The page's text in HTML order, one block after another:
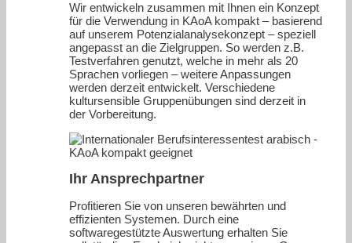
Wir entwickeln zusammen mit Ihnen ein Konzept
für die Verwendung in KAoA kompakt – basierend
auf unserem Potenzialanalysekonzept – speziell
angepasst an die Zielgruppen. So werden z.B.
Testverfahren genutzt, welche in mehr als 20
Sprachen vorliegen – weitere Anpassungen
werden derzeit entwickelt. Verschiedene
kultursensible Gruppenübungen sind derzeit in
der Vorbereitung.
Ihr Ansprechpartner
Profitieren Sie von unseren bewährten und
effizienten Systemen. Durch eine
softwaregestützte Auswertung erhalten Sie